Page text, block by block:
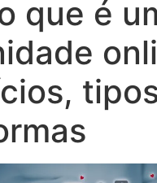
que é